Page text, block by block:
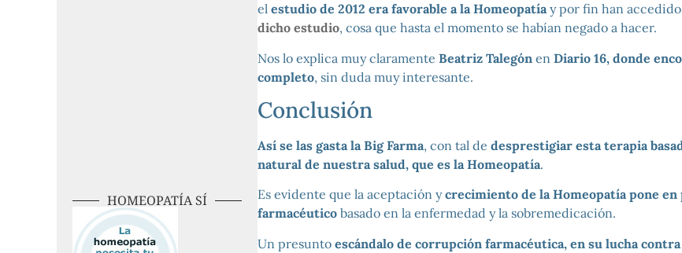
HOMEOPATÍA SÍ
el estudio de 2012 era favorable a la Homeopatíay por fin han accedido
dicho estudio, cosa que hasta el momento se habían negado a hacer.
Nos lo explica muy claramente Beatriz Talegónen Diario 16, donde
completo, sin duda muy interesante.
Conclusión
Así se las gasta la Big Farma, con tal de desprestigiar esta terapia
natural de nuestra salud, que es la Homeopatía.
Es evidente que la aceptación ycrecimiento de la Homeopatía pone
farmacéuticobasado en la enfermedad y la sobremedicación.
Un presunto escándalo de corrupción farmacéutica, en su lucha